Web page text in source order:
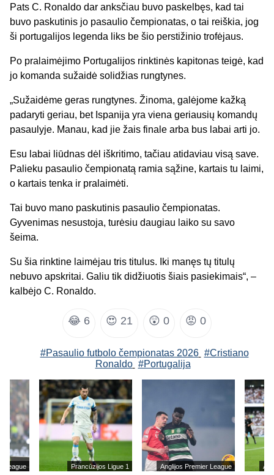
Pats C. Ronaldo dar anksčiau buvo paskelbęs, kad tai
buvo paskutinis jo pasaulio čempionatas, o tai reiškia, jog
ši portugalijos legenda liks be šio perstižinio trofėjaus.
Po pralaimėjimo Portugalijos rinktinės kapitonas teigė, kad
jo komanda sužaidė solidžias rungtynes.
„Sužaidėme geras rungtynes. Žinoma, galėjome kažką
padaryti geriau, bet Ispanija yra viena geriausių komandų
pasaulyje. Manau, kad jie žais finale arba bus labai arti jo.
Esu labai liūdnas dėl iškritimo, tačiau atidaviau visą save.
Palieku pasaulio čempionatą ramia sąžine, kartais tu laimi,
o kartais tenka ir pralaimėti.
Tai buvo mano paskutinis pasaulio čempionatas.
Gyvenimas nesustoja, turėsiu daugiau laiko su savo
šeima.
Su šia rinktine laimėjau tris titulus. Iki manęs tų titulų
nebuvo apskritai. Galiu tik didžiuotis šiais pasiekimais“, –
kalbėjo C. Ronaldo.
😂 6 😍 21 😲 0 😡 0
#Pasaulio futbolo čempionatas 2026 #Cristiano
Ronaldo #Portugalija
League Prancūzijos Ligue 1 Anglijos Premier League